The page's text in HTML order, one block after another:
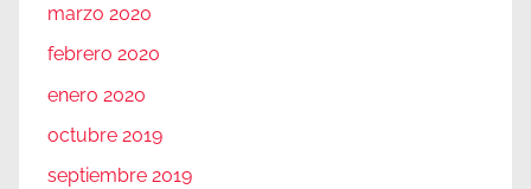
marzo 2020
febrero 2020
enero 2020
octubre 2019
septiembre 2019